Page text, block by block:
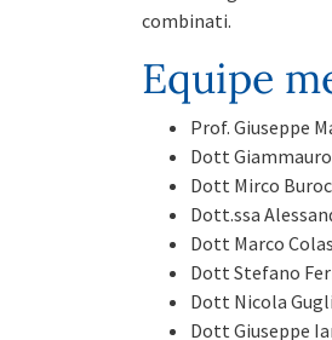
combinati.
Equipe
Prof. Giuseppe
Dott
Dott Mirco
Dott.ssa
Dott Marco
Dott Stefano
Dott Nicola
Dott Giuseppe